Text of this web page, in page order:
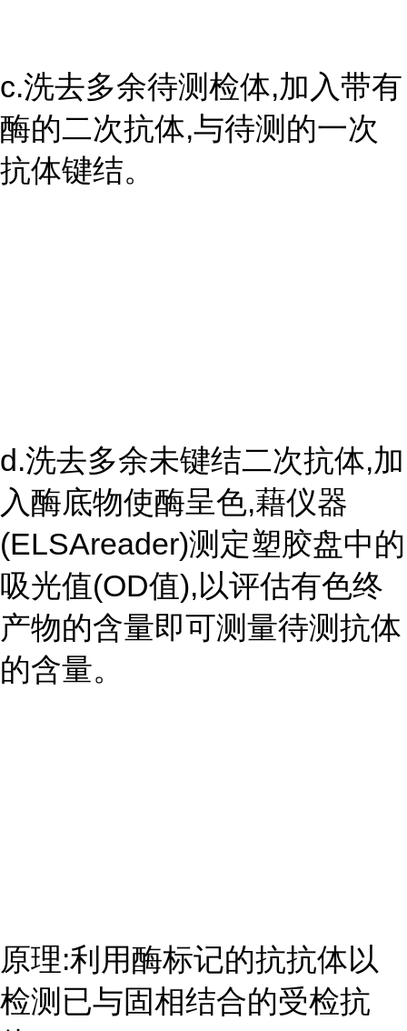
c.洗去多余待测检体,加入带有
酶的二次抗体,与待测的一次
抗体键结。
d.洗去多余未键结二次抗体,加
入酶底物使酶呈色,藉仪器
(ELSAreader)测定塑胶盘中的
吸光值(OD值),以评估有色终
产物的含量即可测量待测抗体
的含量。
原理:利用酶标记的抗抗体以
检测已与固相结合的受检抗